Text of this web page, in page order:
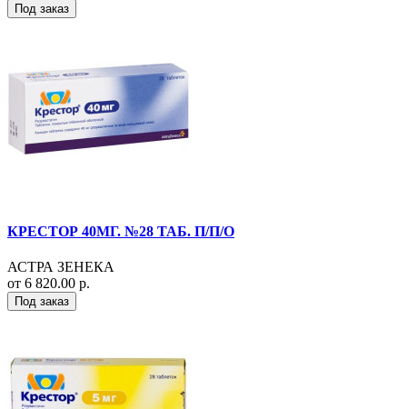
Под заказ
КРЕСТОР 40МГ. №28 ТАБ. П/П/О
АСТРА ЗЕНЕКА
от 6 820.00 р.
Под заказ